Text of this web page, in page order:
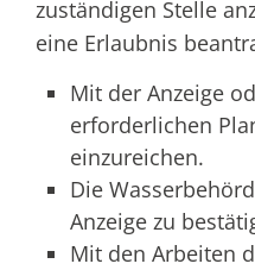
zuständigen Stelle
eine Erlaubnis
Mit der Anzeige
erforderlichen
einzureichen.
Die
Anzeige zu
Mit den Arbeiten